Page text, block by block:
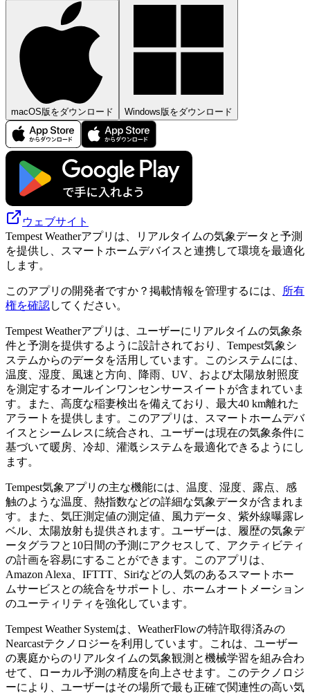
macOS版をダウンロード Windows版をダウンロード
ウェブサイト
Tempest Weatherアプリは、リアルタイムの気象データと予測
を提供し、スマートホームデバイスと連携して環境を最適化
します。
このアプリの開発者ですか？掲載情報を管理するには、
所有
権を確認してください。
Tempest Weatherアプリは、ユーザーにリアルタイムの気象条
件と予測を提供するように設計されており、Tempest気象シ
ステムからのデータを活用しています。このシステムには、
温度、湿度、風速と方向、降雨、UV、および太陽放射照度
を測定するオールインワンセンサースイートが含まれていま
す。また、高度な稲妻検出を備えており、最大40 km離れた
アラートを提供します。このアプリは、スマートホームデバ
イスとシームレスに統合され、ユーザーは現在の気象条件に
基づいて暖房、冷却、灌漑システムを最適化できるようにし
ます。
Tempest気象アプリの主な機能には、温度、湿度、露点、感
触のような温度、熱指数などの詳細な気象データが含まれま
す。また、気圧測定値の測定値、風力データ、紫外線曝露レ
ベル、太陽放射も提供されます。ユーザーは、履歴の気象デ
ータグラフと10日間の予測にアクセスして、アクティビティ
の計画を容易にすることができます。このアプリは、
Amazon Alexa、IFTTT、Siriなどの人気のあるスマートホー
ムサービスとの統合をサポートし、ホームオートメーション
のユーティリティを強化しています。
Tempest Weather Systemは、WeatherFlowの特許取得済みの
Nearcastテクノロジーを利用しています。これは、ユーザー
の裏庭からのリアルタイムの気象観測と機械学習を組み合わ
せて、ローカル予測の精度を向上させます。このテクノロジ
ーにより、ユーザーはその場所で最も正確で関連性の高い気